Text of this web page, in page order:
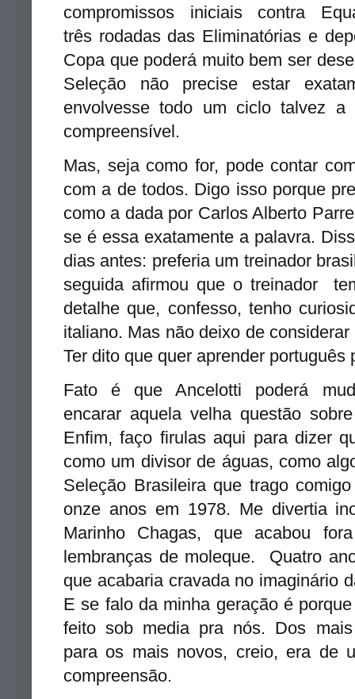
compromissos iniciais contra
três rodadas das Eliminatórias e
Copa que poderá muito bem ser
Seleção não precise estar
envolvesse todo um ciclo talvez
compreensível.
Mas, seja como for, pode contar
com a de todos. Digo isso porque
como a dada por Carlos Alberto
se é essa exatamente a palavra.
dias antes: preferia um treinador
seguida afirmou que o treinador
detalhe que, confesso, tenho
italiano. Mas não deixo de
Ter dito que quer aprender
Fato é que Ancelotti poderá
encarar aquela velha questão
Enfim, faço firulas aqui para dizer
como um divisor de águas, como
Seleção Brasileira que trago
onze anos em 1978. Me divertia
Marinho Chagas, que acabou
lembranças de moleque. Quatro
que acabaria cravada no imaginário
E se falo da minha geração é
feito sob media pra nós. Dos
para os mais novos, creio, era de
compreensão.